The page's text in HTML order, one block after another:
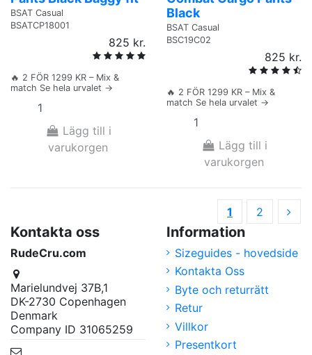
BSAT Casual
BSATCP18001
825 kr.
🔥 2 FÖR 1299 KR – Mix &
match Se hela urvalet →
Lägg till i
varukorgen
Black
BSAT Casual
BSC19C02
825 kr.
🔥 2 FÖR 1299 KR – Mix &
match Se hela urvalet →
Lägg till i
varukorgen
1 2
Kontakta oss
RudeCru.com
Marielundvej 37B,1
DK-2730 Copenhagen
Denmark
Company ID 31065259
Information
Sizeguides - hovedside
Kontakta Oss
Byte och returrätt
Retur
Villkor
Presentkort